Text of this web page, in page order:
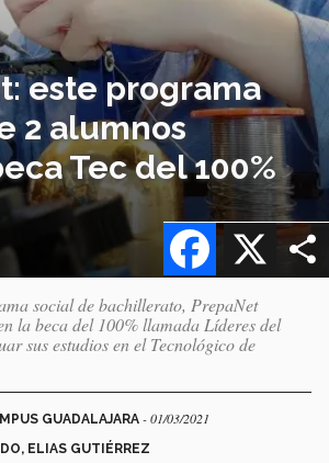
este programa
2 alumnos
Tec del 100%
X
Facebook
social de bachillerato, PrepaNet
la beca del 100% llamada Líderes del
sus estudios en el Tecnológico de
GUADALAJARA - 01/03/2021
ELIAS GUTIÉRREZ